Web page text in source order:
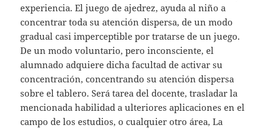
experiencia. El juego de ajedrez, ayuda al niño a
concentrar toda su atención dispersa, de un modo
gradual casi imperceptible por tratarse de un juego.
De un modo voluntario, pero inconsciente, el
alumnado adquiere dicha facultad de activar su
concentración, concentrando su atención dispersa
sobre el tablero. Será tarea del docente, trasladar la
mencionada habilidad a ulteriores aplicaciones en el
campo de los estudios, o cualquier otro área, La